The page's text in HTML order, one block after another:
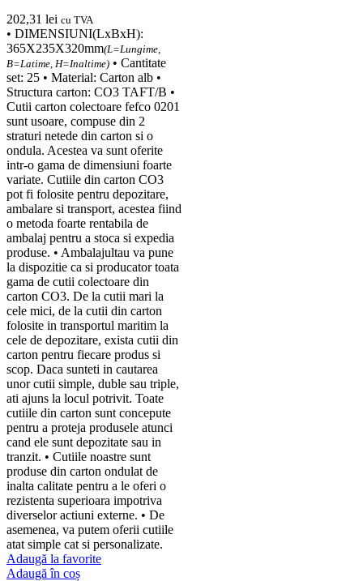
202,31 lei cu TVA
• DIMENSIUNI(LxBxH):
365X235X320mm(L=Lungime,
B=Latime, H=Inaltime) • Cantitate
set: 25 • Material: Carton alb •
Structura carton: CO3 TAFT/B •
Cutii carton colectoare fefco 0201
sunt usoare, compuse din 2
straturi netede din carton si o
ondula. Acestea va sunt oferite
intr-o gama de dimensiuni foarte
variate. Cutiile din carton CO3
pot fi folosite pentru depozitare,
ambalare si transport, acestea fiind
o metoda foarte rentabila de
ambalaj pentru a stoca si expedia
produse. • Ambalajultau va pune
la dispozitie ca si producator toata
gama de cutii colectoare din
carton CO3. De la cutii mari la
cele mici, de la cutii din carton
folosite in transportul maritim la
cele de depozitare, exista cutii din
carton pentru fiecare produs si
scop. Daca sunteti in cautarea
unor cutii simple, duble sau triple,
ati ajuns la locul potrivit. Toate
cutiile din carton sunt concepute
pentru a proteja produsele atunci
cand ele sunt depozitate sau in
tranzit. • Cutiile noastre sunt
produse din carton ondulat de
inalta calitate pentru a le oferi o
rezistenta superioara impotriva
diverselor actiuni externe. • De
asemenea, va putem oferii cutiile
atat simple cat si personalizate.
Adaugă la favorite
Adaugă în coș